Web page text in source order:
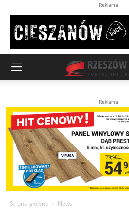
Reklama
Reklama
Strona główna News